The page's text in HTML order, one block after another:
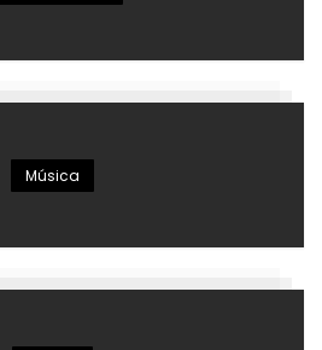
Música